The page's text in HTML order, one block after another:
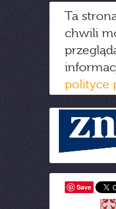
Ta
chwili
polityce
Save